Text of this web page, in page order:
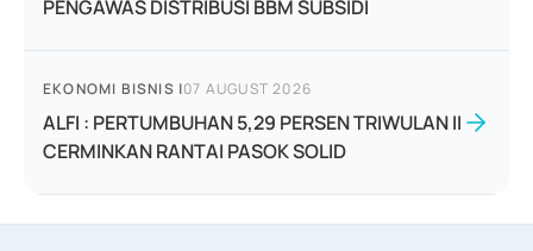
PENGAWAS DISTRIBUSI BBM SUBSIDI
EKONOMI BISNIS |07 AUGUST 2026
ALFI : PERTUMBUHAN 5,29 PERSEN TRIWULAN II
CERMINKAN RANTAI PASOK SOLID